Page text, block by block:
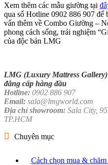
Xem thêm các mẫu giường tại
qua số Hotline 0902 886 907
vấn thêm về Combo Giường –
phong cách sống, trải nghiệm
của độc bản LMG
LMG (Luxury Mattress
đẳng cấp hàng đầu
Hotline: 0902 886 907
Email: sala@lmgworld.com
Địa chỉ showroom: Sala City,
TP.HCM
Chuyên mục
Cách chọn mua & chăm